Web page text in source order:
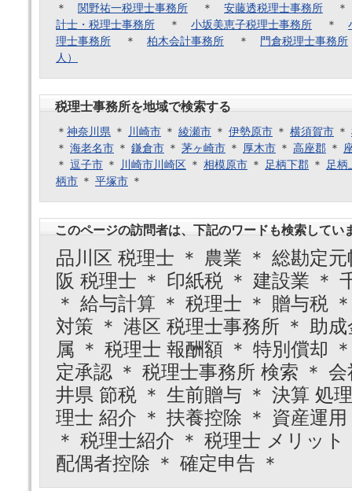
＊ 関野祐一税理士事務所 ＊ 安藤透税理士事務所
計士・税理士事務所 ＊ 小坂美恵子税理士事務所 ＊
理士事務所 ＊ 柏木会計事務所 ＊ 門倉税理士事務所
人）
税理士事務所を地域で検索する
＊ 神奈川県 ＊ 川崎市 ＊ 綾瀬市 ＊ 伊勢原市 ＊ 横須賀市 ＊
＊ 海老名市 ＊ 鎌倉市 ＊ 茅ヶ崎市 ＊ 厚木市 ＊ 高座郡 ＊
＊ 逗子市 ＊ 川崎市川崎区 ＊ 相模原市 ＊ 足柄下郡 ＊
足柄
柄市 ＊ 平塚市 ＊
このページの訪問者は、下記のワードも検索してい
品川区 税理士 ＊ 農業 ＊ 総勘定
阪 税理士 ＊ 印紙税 ＊ 建設業 ＊
＊ 給与計算 ＊ 税理士 ＊ 贈与税
対策 ＊ 港区 税理士事務所 ＊ 助
属 ＊ 税理士 報酬額 ＊ 特別償却
定承認 ＊ 税理士事務所 検索 ＊
井県 節税 ＊ 生前贈与 ＊ 決算 処
理士 紹介 ＊ 扶養控除 ＊ 資産運
＊ 税理士紹介 ＊ 税理士 メリッ
配偶者控除 ＊ 確定申告 ＊